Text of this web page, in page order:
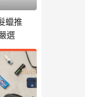
蠟推
選